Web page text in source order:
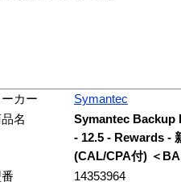
ーカー
Symantec
名
Symantec Backup
- 12.5 - Rewards -
(CAL/CPA付) ＜
14353964